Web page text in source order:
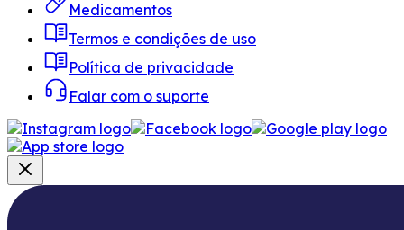
Medicamentos
Termos e condições de uso
Política de privacidade
Falar com o suporte